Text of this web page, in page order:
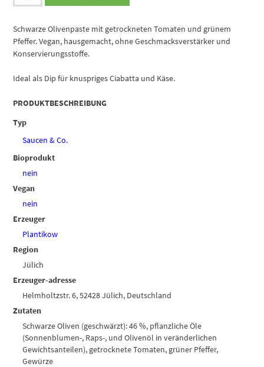
Schwarze Olivenpaste mit getrockneten Tomaten und grünem
Pfeffer. Vegan, hausgemacht, ohne Geschmacksverstärker und
Konservierungsstoffe.
Ideal als Dip für knuspriges Ciabatta und Käse.
PRODUKTBESCHREIBUNG
Typ
Saucen & Co.
Bioprodukt
nein
Vegan
nein
Erzeuger
Plantikow
Region
Jülich
Erzeuger-adresse
Helmholtzstr. 6, 52428 Jülich, Deutschland
Zutaten
Schwarze Oliven (geschwärzt): 46 %, pflanzliche Öle
(Sonnenblumen-, Raps-, und Olivenöl in veränderlichen
Gewichtsanteilen), getrocknete Tomaten, grüner Pfeffer,
Gewürze